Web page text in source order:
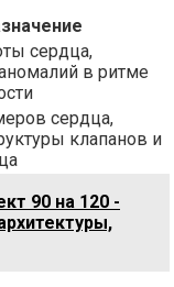
сердца,
в ритме
сердца,
клапанов и
90 на 120 -